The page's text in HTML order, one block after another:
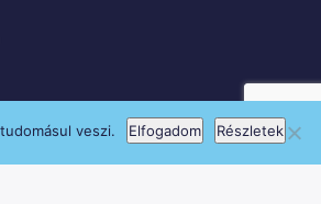
veszi. Elfogadom Részletek